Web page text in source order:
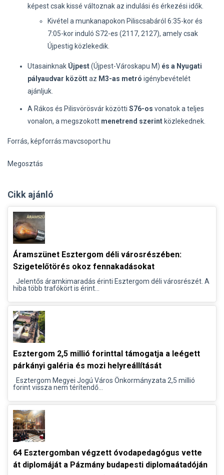
képest csak kissé változnak az indulási és érkezési idők.
Kivétel a munkanapokon Piliscsabáról 6:35-kor és
7:05-kor induló S72-es (2117, 2127), amely csak
Újpestig közlekedik.
Utasainknak Újpest(Újpest-Városkapu M) és a Nyugati
pályaudvar közöttaz M3-as metró igénybevételét
ajánljuk.
A Rákos és Pilisvörösvár közötti S76-os vonatok a teljes
vonalon, a megszokott menetrend szerint közlekednek.
Forrás, képforrás:mavcsoport.hu
Megosztás
Cikk ajánló
Áramszünet Esztergom déli városrészében:
Szigetelőtörés okoz fennakadásokat
Jelentős áramkimaradás érinti Esztergom déli városrészét. A
hiba több trafókört is érint...
Esztergom 2,5 millió forinttal támogatja a leégett
párkányi galéria és mozi helyreállítását
Esztergom Megyei Jogú Város Önkormányzata 2,5 millió
forint vissza nem térítendő...
64 Esztergomban végzett óvodapedagógus vette
át diplomáját a Pázmány budapesti diplomaátadóján